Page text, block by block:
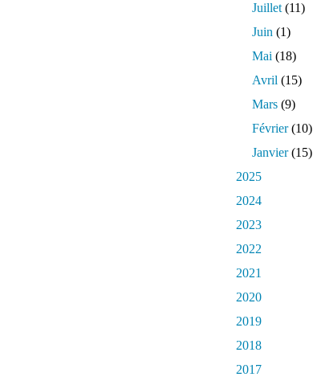
Juillet (11)
Juin (1)
Mai (18)
Avril (15)
Mars (9)
Février(10)
Janvier(15)
2025
2024
2023
2022
2021
2020
2019
2018
2017